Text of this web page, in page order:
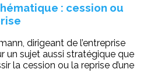
: cession ou
dirigeant de l’entreprise
un sujet aussi stratégique que
la cession ou la reprise d’une